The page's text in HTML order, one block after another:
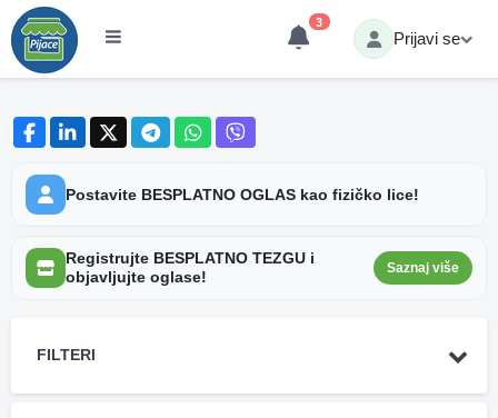
3
Prijavi se
Postavite BESPLATNO OGLAS kao fizičko lice!
Registrujte BESPLATNO TEZGU i
objavljujte oglase!
Saznaj više
FILTERI